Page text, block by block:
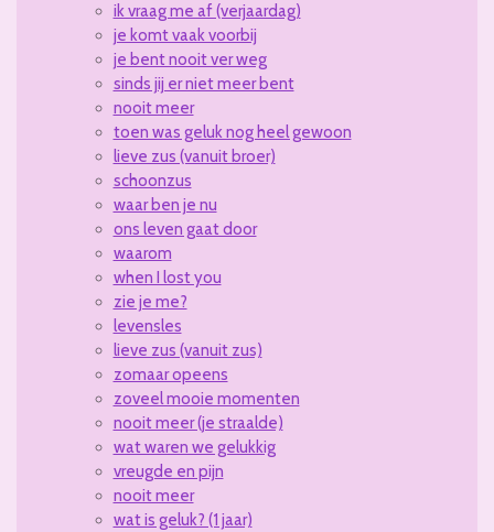
ik vraag me af (verjaardag)
je komt vaak voorbij
je bent nooit ver weg
sinds jij er niet meer bent
nooit meer
toen was geluk nog heel gewoon
lieve zus (vanuit broer)
schoonzus
waar ben je nu
ons leven gaat door
waarom
when I lost you
zie je me?
levensles
lieve zus (vanuit zus)
zomaar opeens
zoveel mooie momenten
nooit meer (je straalde)
wat waren we gelukkig
vreugde en pijn
nooit meer
wat is geluk? (1 jaar)